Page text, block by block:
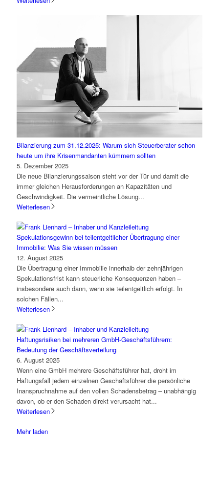
Bilanzierung zum 31.12.2025: Warum sich Steuerberater schon
heute um ihre Krisenmandanten kümmern sollten
5. Dezember 2025
Die neue Bilanzierungssaison steht vor der Tür und damit die
immer gleichen Herausforderungen an Kapazitäten und
Geschwindigkeit. Die vermeintliche Lösung...
Weiterlesen
Spekulationsgewinn bei teilentgeltlicher Übertragung einer
Immobilie: Was Sie wissen müssen
12. August 2025
Die Übertragung einer Immobilie innerhalb der zehnjährigen
Spekulationsfrist kann steuerliche Konsequenzen haben –
insbesondere auch dann, wenn sie teilentgeltlich erfolgt. In
solchen Fällen...
Weiterlesen
Haftungsrisiken bei mehreren GmbH-Geschäftsführern:
Bedeutung der Geschäftsverteilung
6. August 2025
Wenn eine GmbH mehrere Geschäftsführer hat, droht im
Haftungsfall jedem einzelnen Geschäftsführer die persönliche
Inanspruchnahme auf den vollen Schadensbetrag – unabhängig
davon, ob er den Schaden direkt verursacht hat...
Weiterlesen
Mehr laden